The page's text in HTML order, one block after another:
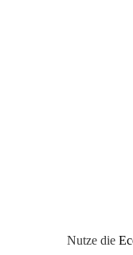
Nutze die